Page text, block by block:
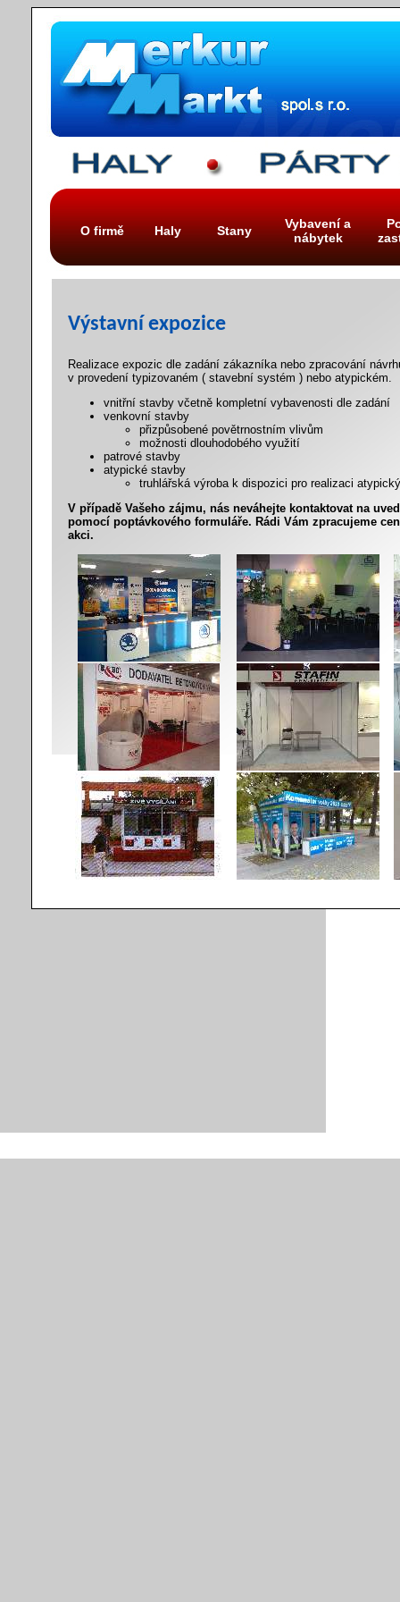
O firmě Haly Stany
Vybavení a
nábytek
Výstavní expozice
Realizace expozic dle zadání zákazníka nebo zpracování
v provedení typizovaném ( stavební systém ) nebo atypickém.
vnitřní stavby včetně kompletní vybavenosti dle zadání
venkovní stavby
přizpůsobené povětrnostním vlivům
možnosti dlouhodobého využití
patrové stavby
atypické stavby
truhlářská výroba k dispozici pro realizaci
V případě Vašeho zájmu, nás neváhejte kontaktovat na
pomocí poptávkového formuláře. Rádi Vám zpracujeme
akci.